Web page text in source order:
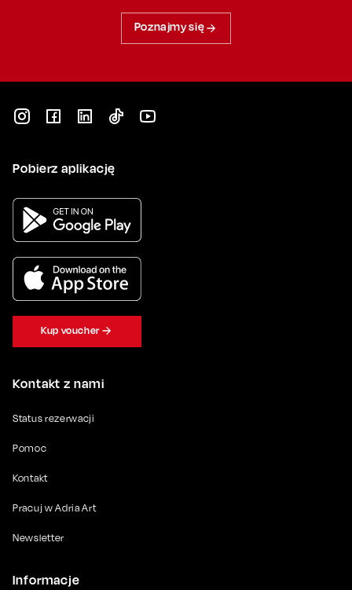
Poznajmy się
Kontakt z nami
Status rezerwacji
Pomoc
Kontakt
Pracuj w Adria Art
Newsletter
Informacje
Pobierz aplikację
Kup voucher